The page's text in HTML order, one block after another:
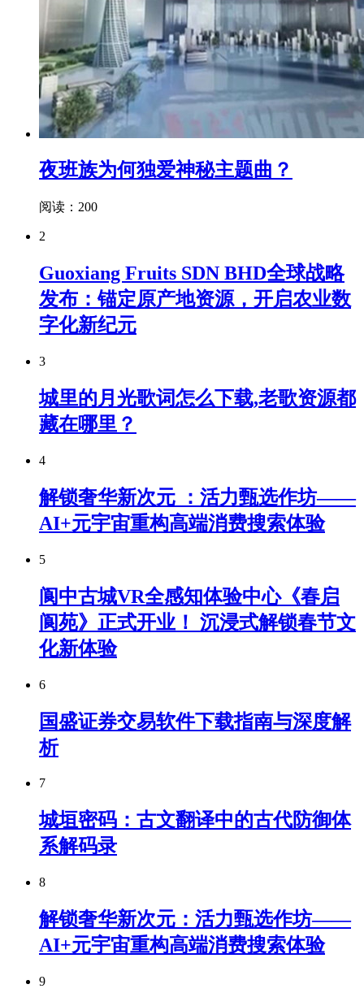
夜班族为何独爱神秘主题曲？
阅读：200
2
Guoxiang Fruits SDN BHD全球战略
发布：锚定原产地资源，开启农业数
字化新纪元
3
城里的月光歌词怎么下载,老歌资源都
藏在哪里？
4
解锁奢华新次元 ：活力甄选作坊——
AI+元宇宙重构高端消费搜索体验
5
阆中古城VR全感知体验中心《春启
阆苑》正式开业！ 沉浸式解锁春节文
化新体验
6
国盛证券交易软件下载指南与深度解
析
7
城垣密码：古文翻译中的古代防御体
系解码录
8
解锁奢华新次元：活力甄选作坊——
AI+元宇宙重构高端消费搜索体验
9